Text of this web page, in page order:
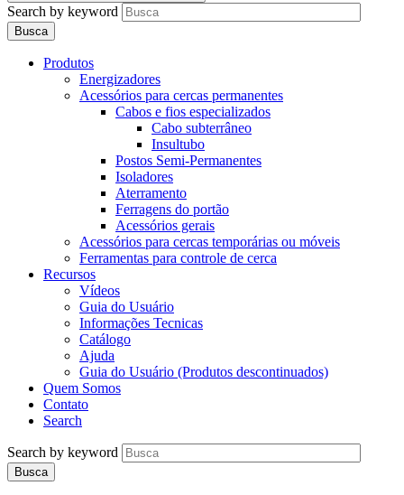
Search by keyword
Produtos
Energizadores
Acessórios para cercas permanentes
Cabos e fios especializados
Cabo subterrâneo
Insultubo
Postos Semi-Permanentes
Isoladores
Aterramento
Ferragens do portão
Acessórios gerais
Acessórios para cercas temporárias ou móveis
Ferramentas para controle de cerca
Recursos
Vídeos
Guia do Usuário
Informações Tecnicas
Catálogo
Ajuda
Guia do Usuário (Produtos descontinuados)
Quem Somos
Contato
Search
Search by keyword